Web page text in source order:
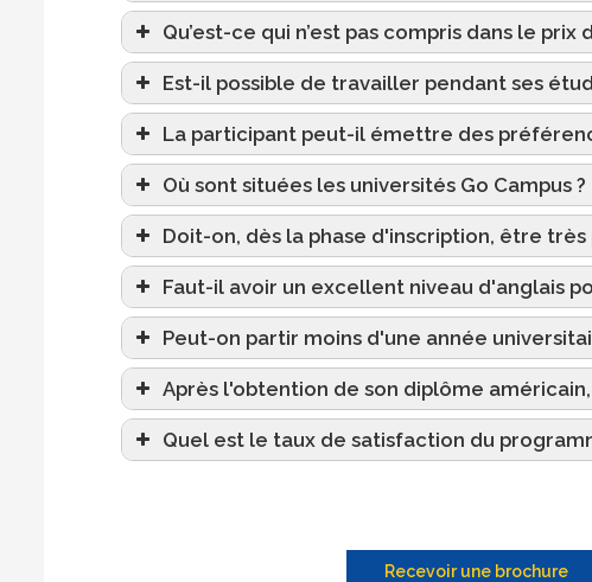
Qu’est-ce qui n’est pas compris dans le
Est-il possible de travailler pendant ses
La participant peut-il émettre des
Où sont situées les universités Go Campus ?
Doit-on, dès la phase d'inscription, être
Faut-il avoir un excellent niveau d'anglais
Peut-on partir moins d'une année
Après l'obtention de son diplôme
Quel est le taux de satisfaction du
Recevoir une brochure